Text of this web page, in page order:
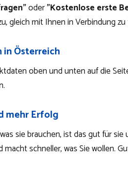
oder"Kostenlose erste
gleich mit Ihnen in Verbindung
in Österreich
oben und unten auf die
mehr Erfolg
sie brauchen, ist das gut für
schneller, was Sie wollen.